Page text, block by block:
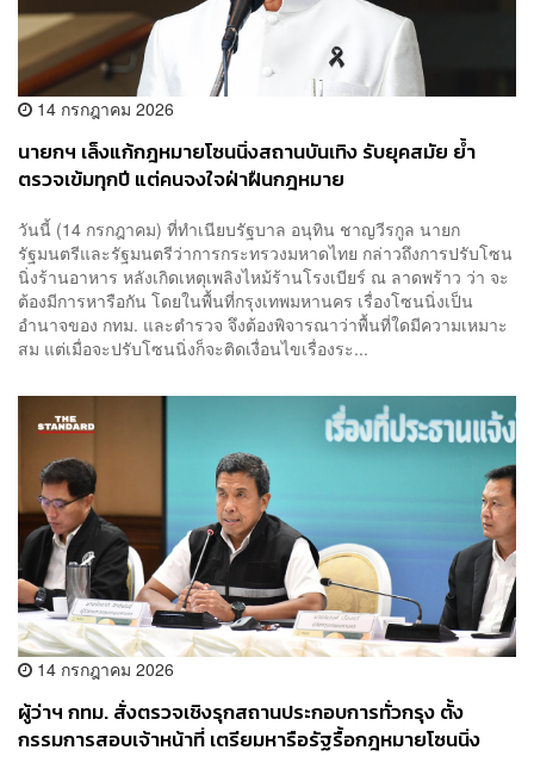
14 กรกฎาคม 2026
นายกฯ เล็งแก้กฎหมายโซนนิ่งสถานบันเทิง รับยุคสมัย ย้ำ
ตรวจเข้มทุกปี แต่คนจงใจฝ่าฝืนกฎหมาย
วันนี้ (14 กรกฎาคม) ที่ทำเนียบรัฐบาล อนุทิน ชาญวีรกูล นายก
รัฐมนตรีและรัฐมนตรีว่าการกระทรวงมหาดไทย กล่าวถึงการปรับโซน
นิ่งร้านอาหาร หลังเกิดเหตุเพลิงไหม้ร้านโรงเบียร์ ณ ลาดพร้าว ว่า จะ
ต้องมีการหารือกัน โดยในพื้นที่กรุงเทพมหานคร เรื่องโซนนิ่งเป็น
อำนาจของ กทม. และตำรวจ จึงต้องพิจารณาว่าพื้นที่ใดมีความเหมาะ
สม แต่เมื่อจะปรับโซนนิ่งก็จะติดเงื่อนไขเรื่องระ...
14 กรกฎาคม 2026
ผู้ว่าฯ กทม. สั่งตรวจเชิงรุกสถานประกอบการทั่วกรุง ตั้ง
กรรมการสอบเจ้าหน้าที่ เตรียมหารือรัฐรื้อกฎหมายโซนนิ่ง